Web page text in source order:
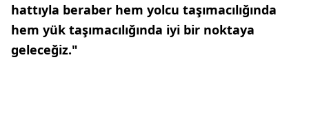
hattıyla beraber hem yolcu taşımacılığında
hem yük taşımacılığında iyi bir noktaya
geleceğiz."